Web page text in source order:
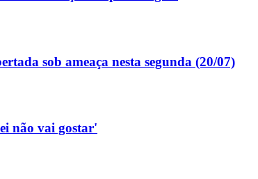
sob ameaça nesta segunda (20/07)
não vai gostar'